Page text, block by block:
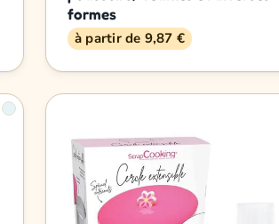
formes
à partir de 9,87 €